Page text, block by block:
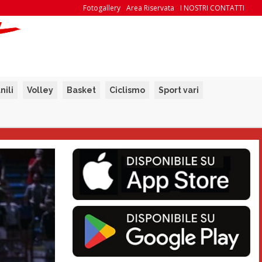
I NOSTRI CONTATTI
Area Riservata
Fotogallery
Volley Basket Ciclismo Sport vari